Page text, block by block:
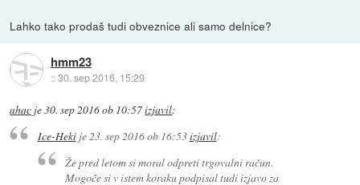
Lahko tako prodaš tudi obveznice ali samo delnice?
hmm23
::30. sep 2016, 15:29
ahac je30. sep 2016 ob 10:57izjavil:
Ice-Hekije23. sep 2016 ob 16:53izjavil:
Že pred letom si moral odpreti trgovalni račun.
Mogoče si v istem koraku podpisal tudi izjavo za